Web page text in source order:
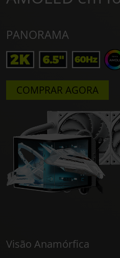
PANORAMA
COMPRAR AGORA
Visão Anamórfica